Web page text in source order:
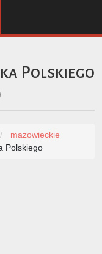
Polskiego
mazowieckie
Polskiego